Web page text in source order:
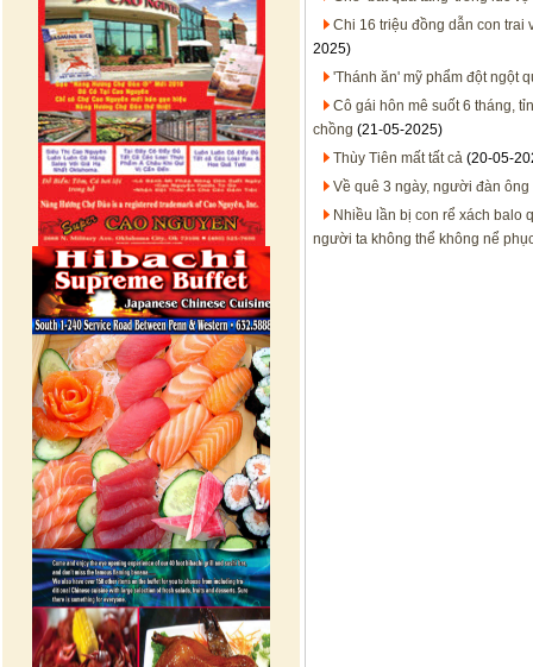
Chi 16 triệu đồng dẫn con trai
2025)
'Thánh ăn' mỹ phẩm đột ngột
Cô gái hôn mê suốt 6 tháng,
chồng (21-05-2025)
Thùy Tiên mất tất cả (20-05-
Về quê 3 ngày, người đàn
Nhiều lần bị con rể xách balo
người ta không thể không nể